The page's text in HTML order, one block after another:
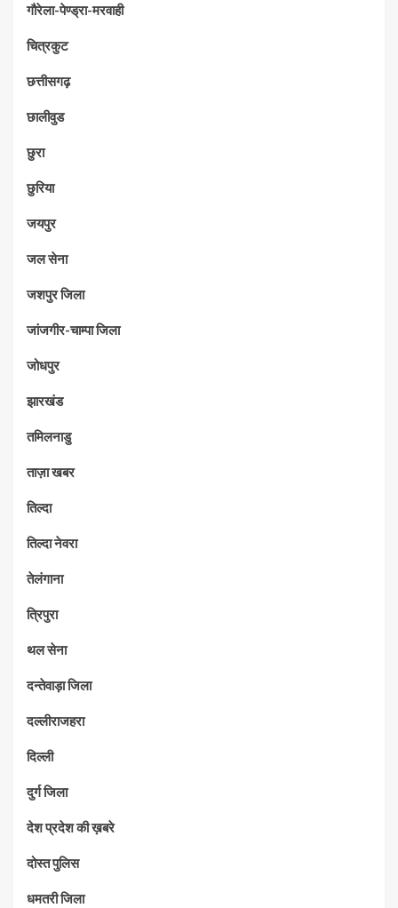
गौरेला-पेण्ड्रा-मरवाही
चित्रकुट
छत्तीसगढ़
छालीवुड
छुरा
छुरिया
जयपुर
जल सेना
जशपुर जिला
जांजगीर-चाम्पा जिला
जोधपुर
झारखंड
तमिलनाडु
ताज़ा खबर
तिल्दा
तिल्दा नेवरा
तेलंगाना
त्रिपुरा
थल सेना
दन्तेवाड़ा जिला
दल्लीराजहरा
दिल्ली
दुर्ग जिला
देश प्रदेश की ख़बरे
दोस्त पुलिस
धमतरी जिला